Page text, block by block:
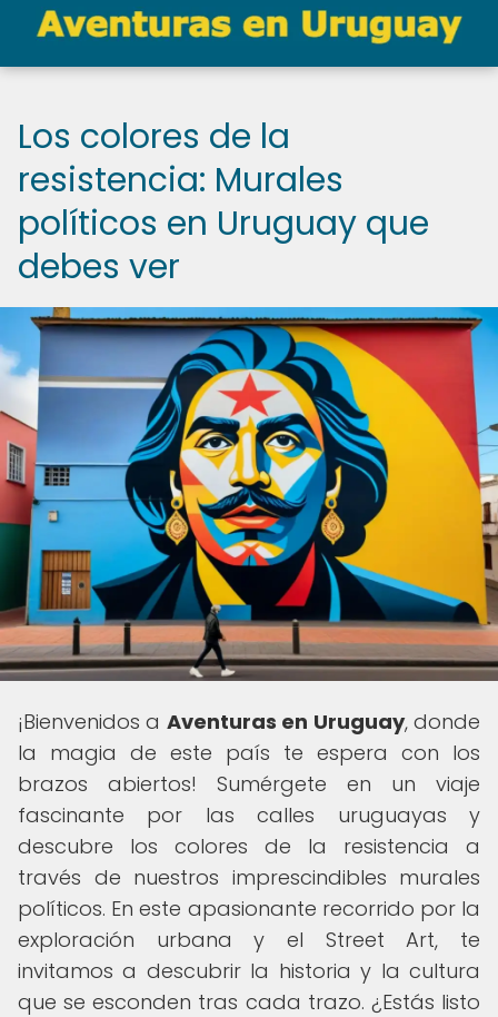
Los colores de la
resistencia: Murales
políticos en Uruguay que
debes ver
¡Bienvenidos a Aventuras en Uruguay, donde
la magia de este país te espera con los
brazos abiertos! Sumérgete en un viaje
fascinante por las calles uruguayas y
descubre los colores de la resistencia a
través de nuestros imprescindibles murales
políticos. En este apasionante recorrido por la
exploración urbana y el Street Art, te
invitamos a descubrir la historia y la cultura
que se esconden tras cada trazo. ¿Estás listo